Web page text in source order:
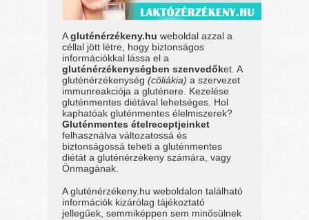
Agluténérzékeny.hu weboldal azzal a
céllal jött létre, hogy biztonságos
információkkal lássa el a
gluténérzékenységben szenvedőket. A
gluténérzékenység(cöliákia) a szervezet
immunreakciója a gluténere. Kezelése
gluténmentes diétával lehetséges. Hol
kaphatóak gluténmentes élelmiszerek?
Gluténmentes ételreceptjeinket
felhasználva változatossá és
biztonságossá teheti a gluténmentes
diétát a gluténérzékeny számára, vagy
Önmagának.
A gluténérzékeny.hu weboldalon található
információk kizárólag tájékoztató
jellegűek, semmiképpen sem minősülnek